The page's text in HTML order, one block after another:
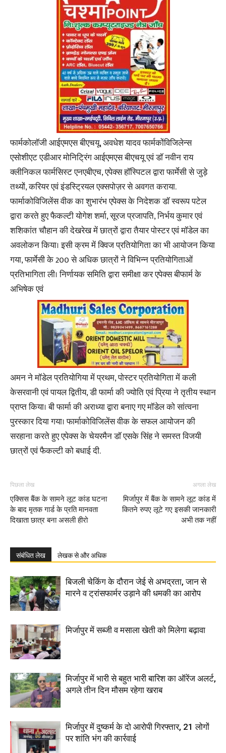
फार्मकोलॉजी आईएमएस बीएचयू, अवधेश यादव फार्मकोंविजिलेन्स
एसोशीएट एडीआर मोनिट्रिंग आईएमएस बीएचयू एवं डॉ नवीन राय
क्लीनिकल फार्मसिस्ट एनएबीएच, एपेक्स हॉस्पिटल द्वारा फार्मेसी से जुड़े
तथ्यों, करियर एवं इंडस्ट्रियल एक्सपोज़र से अवगत कराया.
फार्माकोविजिलेंस वीक का शुभारंभ एपेक्स के निदेशक डॉ स्वरूप पटेल
द्वारा करते हुए फैकल्टी योगेश शर्मा, सूरज प्रजापति, निर्भय कुमार एवं
शशिकांत चौहान की देखरेख में छात्रों द्वारा तैयार पोस्टर एवं मॉडेल का
अवलोकन किया। इसी क्रम में क्विज प्रतियोगिता का भी आयोजन किया
गया, फार्मेसी के 200 से अधिक छात्रों ने विभिन्न प्रतियोगिताओं
प्रतिभागिता ली। निर्णायक समिति द्वारा समीक्षा कर एपेक्स बीफार्म के
अभिषेक एवं
अमन ने मॉडेल प्रतियोगिया में प्रथम, पोस्टर प्रतियोगिता में कली
केसरवानी एवं पायल द्वितीय, डी फार्मा की ज्योति एवं प्रिया ने तृतीय स्थान
प्राप्त किया। बी फार्मा की अराध्या द्वारा बनाए गए मॉडेल को सांत्वना
पुरस्कार दिया गया। फार्माकोविजिलेंस वीक के सफल आयोजन की
सरहाना करते हुए एपेक्स के चेयरमैन डॉ एसके सिंह ने समस्त विजयी
छात्रों एवं फैकल्टी को बधाई दी.
पिछला लेख
एक्सिस बैंक के सामने लूट कांड घटना
के बाद मृतक गार्ड के प्रति मानवता
दिखाता छात्र बना असली हीरो
अगला लेख
मिर्जापुर में बैंक के सामने लूट कांड में
कितने रुपए लूटे गए इसकी जानकारी
अभी तक नहीं
संबंधित लेख लेखक से और अधिक
बिजली चेकिंग के दौरान जेई से अभद्रता, जान से
मारने व ट्रांसफार्मर उड़ाने की धमकी का आरोप
मिर्जापुर में सब्जी व मसाला खेती को मिलेगा बढ़ावा
मिर्जापुर में भारी से बहुत भारी बारिश का ऑरेंज अलर्ट,
अगले तीन दिन मौसम रहेगा खराब
मिर्जापुर में दुष्कर्म के दो आरोपी गिरफ्तार, 21 लोगों
पर शांति भंग की कार्रवाई